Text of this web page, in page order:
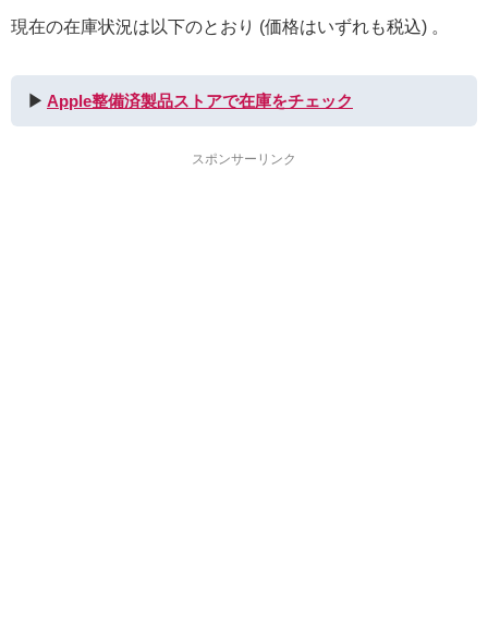
現在の在庫状況は以下のとおり (価格はいずれも税込) 。
▶︎ Apple整備済製品ストアで在庫をチェック
スポンサーリンク